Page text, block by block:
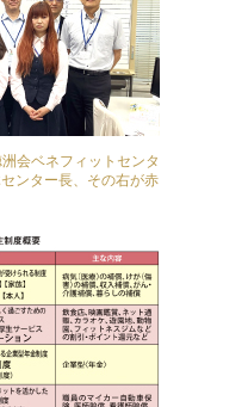
会ベネフィットセンタ
ンター長、その右が赤